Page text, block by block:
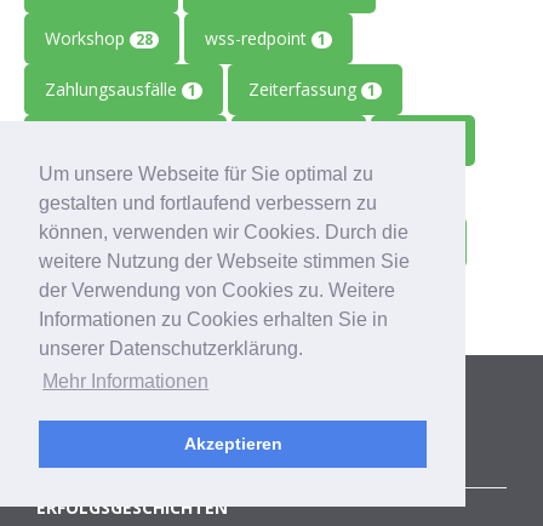
Um unsere Webseite für Sie optimal zu
gestalten und fortlaufend verbessern zu
können, verwenden wir Cookies. Durch die
weitere Nutzung der Webseite stimmen Sie
der Verwendung von Cookies zu. Weitere
Informationen zu Cookies erhalten Sie in
unserer Datenschutzerklärung.
Mehr Informationen
Akzeptieren
Workshop 28 wss-redpoint 1
Zahlungsausfälle 1 Zeiterfassung 1
Zolitron Zoll 1 Zollwissen
Zoom 1 Zukunft Zulieferbetriebe
Zusammenarbeit 1
Kategorien
ALLE BLOGBEITRÄGE
ERFOLGSGESCHICHTEN